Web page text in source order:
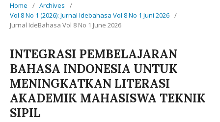
Home / Archives
/
Vol 8 No 1 (2026): Jurnal Idebahasa Vol 8 No 1 Juni 2026 /
Jurnal IdeBahasa Vol 8 No 1 June 2026
INTEGRASI PEMBELAJARAN
BAHASA INDONESIA UNTUK
MENINGKATKAN LITERASI
AKADEMIK MAHASISWA TEKNIK
SIPIL